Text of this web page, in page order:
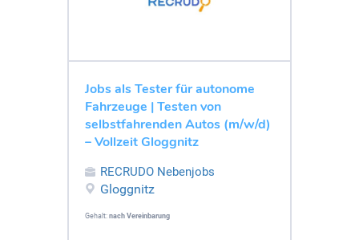
Jobs als Tester für autonome
Fahrzeuge | Testen von
selbstfahrenden Autos (m/w/d)
– Vollzeit Gloggnitz
RECRUDO Nebenjobs
Gloggnitz
Gehalt: nach Vereinbarung